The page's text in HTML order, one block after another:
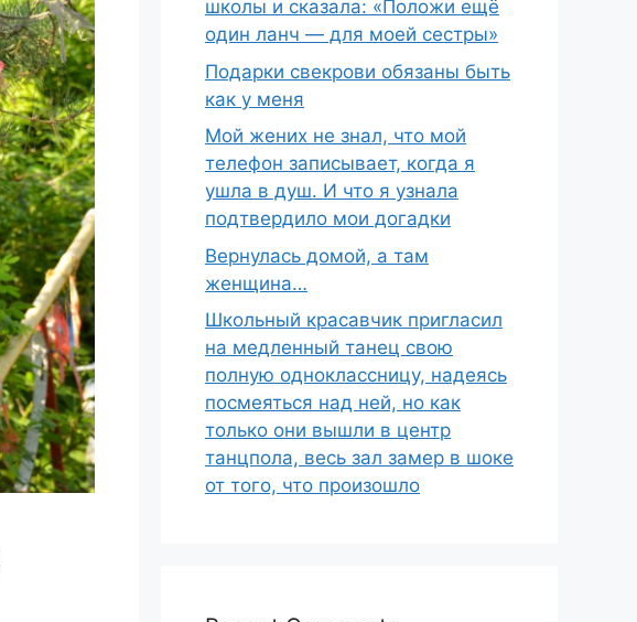
школы и сказала: «Положи ещё
один ланч — для моей сестры»
Подарки свекрови обязаны быть
как у меня
Мой жених не знал, что мой
телефон записывает, когда я
ушла в душ. И что я узнала
подтвердило мои догадки
Вернулась домой, а там
женщина…
Школьный красавчик пригласил
на медленный танец свою
полную одноклассницу, надеясь
посмеяться над ней, но как
только они вышли в центр
танцпола, весь зал замер в шоке
от того, что произошло